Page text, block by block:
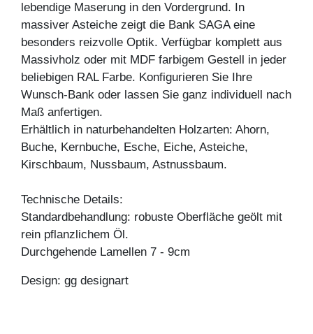
lebendige Maserung in den Vordergrund. In
massiver Asteiche zeigt die Bank SAGA eine
besonders reizvolle Optik. Verfügbar komplett aus
Massivholz oder mit MDF farbigem Gestell in jeder
beliebigen RAL Farbe. Konfigurieren Sie Ihre
Wunsch-Bank oder lassen Sie ganz individuell nach
Maß anfertigen.
Erhältlich in naturbehandelten Holzarten: Ahorn,
Buche, Kernbuche, Esche, Eiche, Asteiche,
Kirschbaum, Nussbaum, Astnussbaum.
Technische Details:
Standardbehandlung: robuste Oberfläche geölt mit
rein pflanzlichem Öl.
Durchgehende Lamellen 7 - 9cm
Design: gg designart